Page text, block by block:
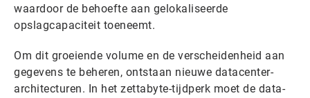
waardoor de behoefte aan gelokaliseerde
opslagcapaciteit toeneemt.
Om dit groeiende volume en de verscheidenheid aan
gegevens te beheren, ontstaan nieuwe datacenter-
architecturen. In het zettabyte-tijdperk moet de data-